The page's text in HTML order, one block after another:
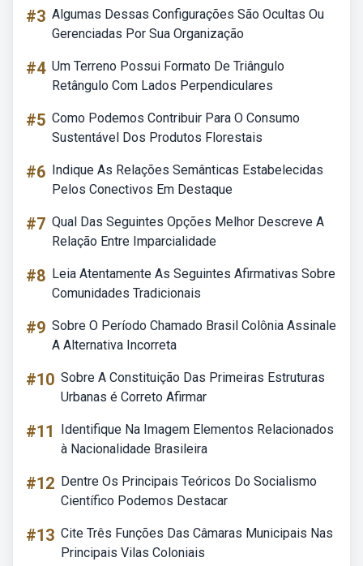
#3 Algumas Dessas Configurações São Ocultas Ou
Gerenciadas Por Sua Organização
#4 Um Terreno Possui Formato De Triângulo
Retângulo Com Lados Perpendiculares
#5 Como Podemos Contribuir Para O Consumo
Sustentável Dos Produtos Florestais
#6 Indique As Relações Semânticas Estabelecidas
Pelos Conectivos Em Destaque
#7 Qual Das Seguintes Opções Melhor Descreve A
Relação Entre Imparcialidade
#8 Leia Atentamente As Seguintes Afirmativas Sobre
Comunidades Tradicionais
#9 Sobre O Período Chamado Brasil Colônia Assinale
A Alternativa Incorreta
#10 Sobre A Constituição Das Primeiras Estruturas
Urbanas é Correto Afirmar
#11
Identifique Na Imagem Elementos Relacionados
à Nacionalidade Brasileira
#12 Dentre Os Principais Teóricos Do Socialismo
Científico Podemos Destacar
#13 Cite Três Funções Das Câmaras Municipais Nas
Principais Vilas Coloniais